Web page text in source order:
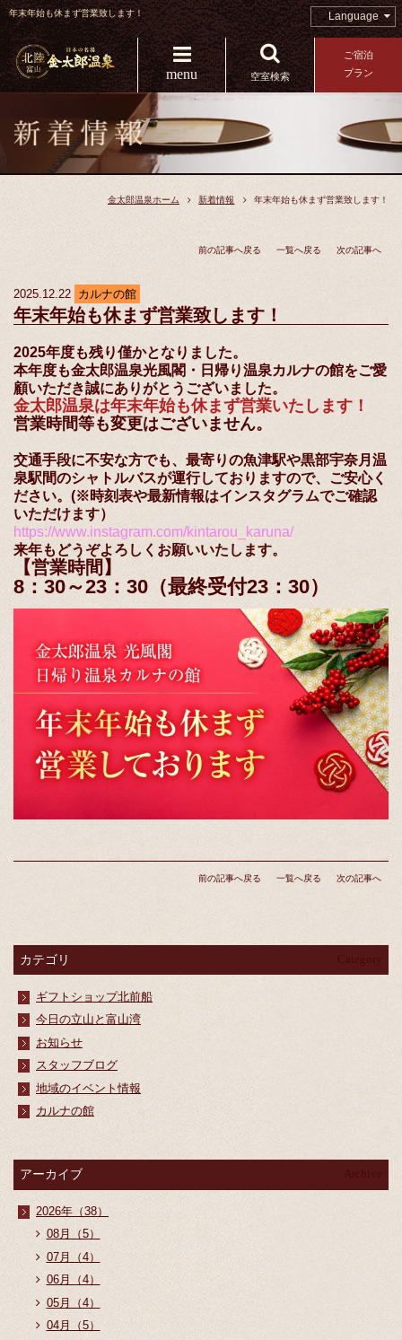
年末年始も休まず営業致します！ Language
menu 空室検索
ご宿泊
プラン
金太郎温泉ホーム 新着情報 年末年始も休まず営業致します！
前の記事へ戻る 一覧へ戻る 次の記事へ
2025.12.22 カルナの館
年末年始も休まず営業致します！
2025年度も残り僅かとなりました。
本年度も金太郎温泉光風閣・日帰り温泉カルナの館をご愛
顧いただき誠にありがとうございました。
金太郎温泉は年末年始も休まず営業いたします！
営業時間等も変更はございません。
交通手段に不安な方でも、最寄りの魚津駅や黒部宇奈月温
泉駅間のシャトルバスが運行しておりますので、ご安心く
ださい。(※時刻表や最新情報はインスタグラムでご確認
いただけます）
https://www.instagram.com/kintarou_karuna/
来年もどうぞよろしくお願いいたします。
【営業時間】
8：30～23：30（最終受付23：30）
前の記事へ戻る 一覧へ戻る 次の記事へ
カテゴリ
ギフトショップ北前船
今日の立山と富山湾
お知らせ
スタッフブログ
地域のイベント情報
カルナの館
アーカイブ
2026年（38）
08月（5）
07月（4）
06月（4）
05月（4）
04月（5）